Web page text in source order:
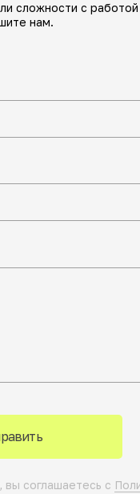
сложности с
нам.
соглашаетесь с